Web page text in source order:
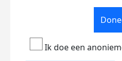
Ik doe een